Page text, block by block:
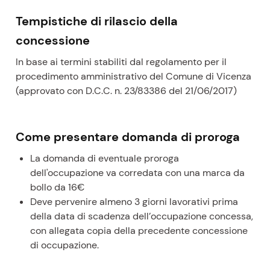
Tempistiche di rilascio della
concessione
In base ai termini stabiliti dal regolamento per il
procedimento amministrativo del Comune di Vicenza
(approvato con D.C.C. n. 23/83386 del 21/06/2017)
Come presentare domanda di proroga
La domanda di eventuale proroga
dell'occupazione va corredata con una marca da
bollo da 16€
Deve pervenire almeno 3 giorni lavorativi prima
della data di scadenza dell’occupazione concessa,
con allegata copia della precedente concessione
di occupazione.